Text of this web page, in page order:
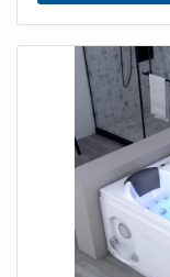
thérapeutiques !